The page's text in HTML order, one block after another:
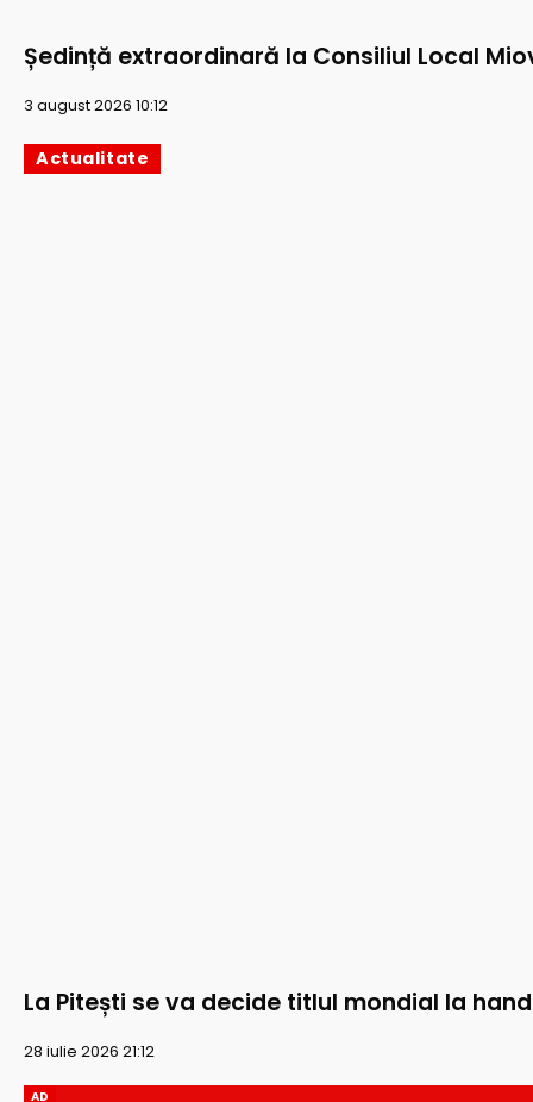
Ședință extraordinară la Consiliul Local
3 august 2026 10:12
Actualitate
La Pitești se va decide titlul mondial la
28 iulie 2026 21:12
AD